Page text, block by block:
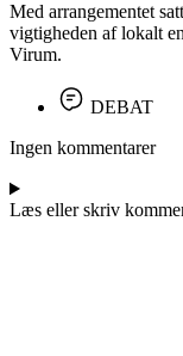
Med arrangementet
vigtigheden af lokalt
Virum.
DEBAT
Ingen kommentarer
Læs eller skriv